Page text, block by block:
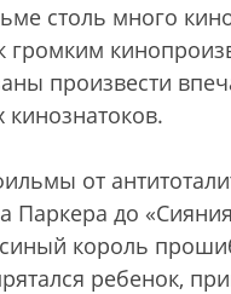
столь много
громким
произвести
от
Паркера до
король
ребенок,